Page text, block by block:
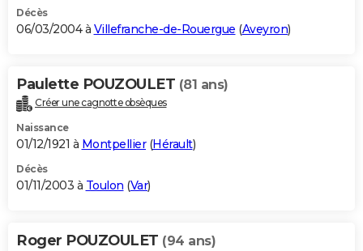
Décès
06/03/2004 à Villefranche-de-Rouergue (Aveyron)
Paulette POUZOULET (81 ans)
Créer une cagnotte obsèques
Naissance
01/12/1921 à Montpellier(Hérault)
Décès
01/11/2003 à Toulon (Var)
Roger POUZOULET (94 ans)